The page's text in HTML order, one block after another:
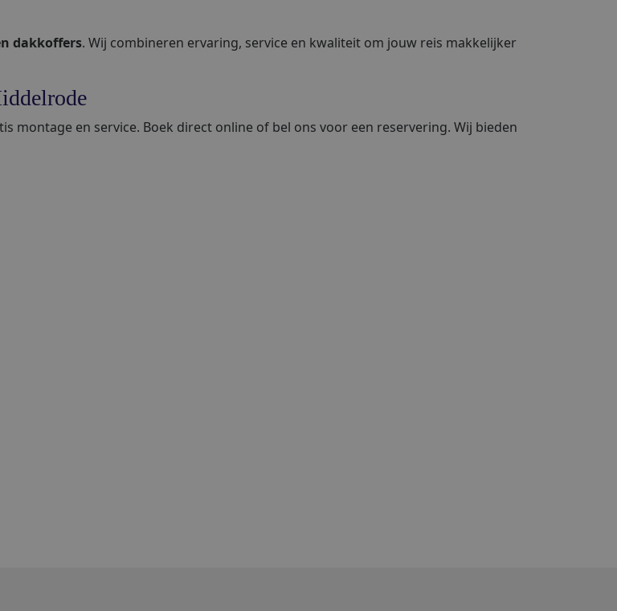
dakkoffers. Wij combineren ervaring, service en kwaliteit om jouw reis makkelijker
montage en service. Boek direct online of bel ons voor een reservering. Wij bieden